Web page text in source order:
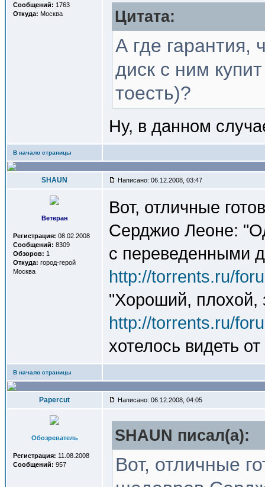
Сообщений: 1763
Откуда: Москва Цитата:
А где гарантия,
диск с ним
тоесть)?
Ну, в данном
В начало страницы
SHAUN Написано: 06.12.2008, 03:47
Ветеран
Регистрация: 08.02.2008
Сообщений: 8309
Обзоров: 1
Откуда: город-герой
Москва
Вот, отличные
Серджио Леоне:
с переведенными
http://torrents.ru/
"Хороший, плохой,
http://torrents.ru/
хотелось видеть
В начало страницы
Papercut Написано: 06.12.2008, 04:05
Обозреватель
Регистрация: 11.08.2008
Сообщений: 957
SHAUN писал(a):
Вот, отличные